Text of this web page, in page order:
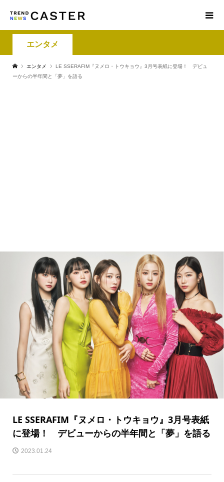
エンタメ
エンタメ
LE SSERAFIM『ヌメロ・トウキョウ』3月号表紙に登場！ デビュ
ーからの半年間と「夢」を語る
LE SSERAFIM『ヌメロ・トウキョウ』3月号表紙
に登場！ デビューからの半年間と「夢」を語る
2023.01.24